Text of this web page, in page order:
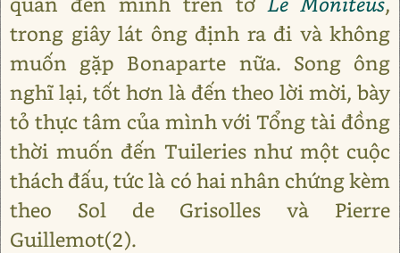
trong giây lát ông định ra đi và không
muốn gặp Bonaparte nữa. Song ông
nghĩ lại, tốt hơn là đến theo lời mời, bày
tỏ thực tâm của mình với Tổng tài đồng
thời muốn đến Tuileries như một cuộc
thách đấu, tức là có hai nhân chứng kèm
theo Sol de Grisolles và Pierre
Guillemot(2).